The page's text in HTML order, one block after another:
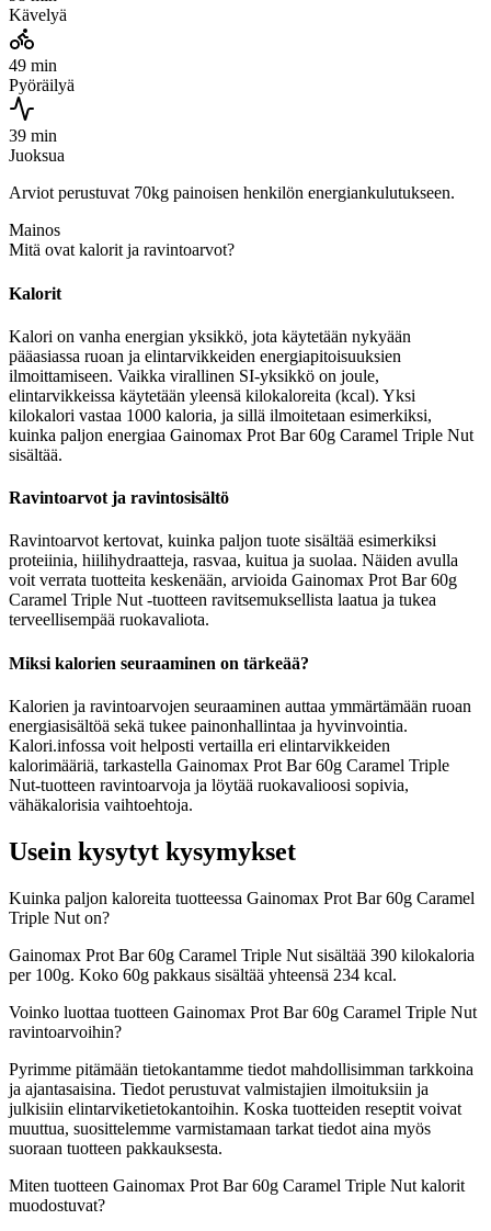
Kävelyä
49 min
Pyöräilyä
39 min
Juoksua
Arviot perustuvat 70kg painoisen henkilön energiankulutukseen.
Mainos
Mitä ovat kalorit ja ravintoarvot?
Kalorit
Kalori on vanha energian yksikkö, jota käytetään nykyään
pääasiassa ruoan ja elintarvikkeiden energiapitoisuuksien
ilmoittamiseen. Vaikka virallinen SI-yksikkö on joule,
elintarvikkeissa käytetään yleensä kilokaloreita (kcal). Yksi
kilokalori vastaa 1000 kaloria, ja sillä ilmoitetaan esimerkiksi,
kuinka paljon energiaa Gainomax Prot Bar 60g Caramel Triple Nut
sisältää.
Ravintoarvot ja ravintosisältö
Ravintoarvot kertovat, kuinka paljon tuote sisältää esimerkiksi
proteiinia, hiilihydraatteja, rasvaa, kuitua ja suolaa. Näiden avulla
voit verrata tuotteita keskenään, arvioida Gainomax Prot Bar 60g
Caramel Triple Nut -tuotteen ravitsemuksellista laatua ja tukea
terveellisempää ruokavaliota.
Miksi kalorien seuraaminen on tärkeää?
Kalorien ja ravintoarvojen seuraaminen auttaa ymmärtämään ruoan
energiasisältöä sekä tukee painonhallintaa ja hyvinvointia.
Kalori.infossa voit helposti vertailla eri elintarvikkeiden
kalorimääriä, tarkastella Gainomax Prot Bar 60g Caramel Triple
Nut-tuotteen ravintoarvoja ja löytää ruokavalioosi sopivia,
vähäkalorisia vaihtoehtoja.
Usein kysytyt kysymykset
Kuinka paljon kaloreita tuotteessa Gainomax Prot Bar 60g Caramel
Triple Nut on?
Gainomax Prot Bar 60g Caramel Triple Nut sisältää 390 kilokaloria
per 100g. Koko 60g pakkaus sisältää yhteensä 234 kcal.
Voinko luottaa tuotteen Gainomax Prot Bar 60g Caramel Triple Nut
ravintoarvoihin?
Pyrimme pitämään tietokantamme tiedot mahdollisimman tarkkoina
ja ajantasaisina. Tiedot perustuvat valmistajien ilmoituksiin ja
julkisiin elintarviketietokantoihin. Koska tuotteiden reseptit voivat
muuttua, suosittelemme varmistamaan tarkat tiedot aina myös
suoraan tuotteen pakkauksesta.
Miten tuotteen Gainomax Prot Bar 60g Caramel Triple Nut kalorit
muodostuvat?